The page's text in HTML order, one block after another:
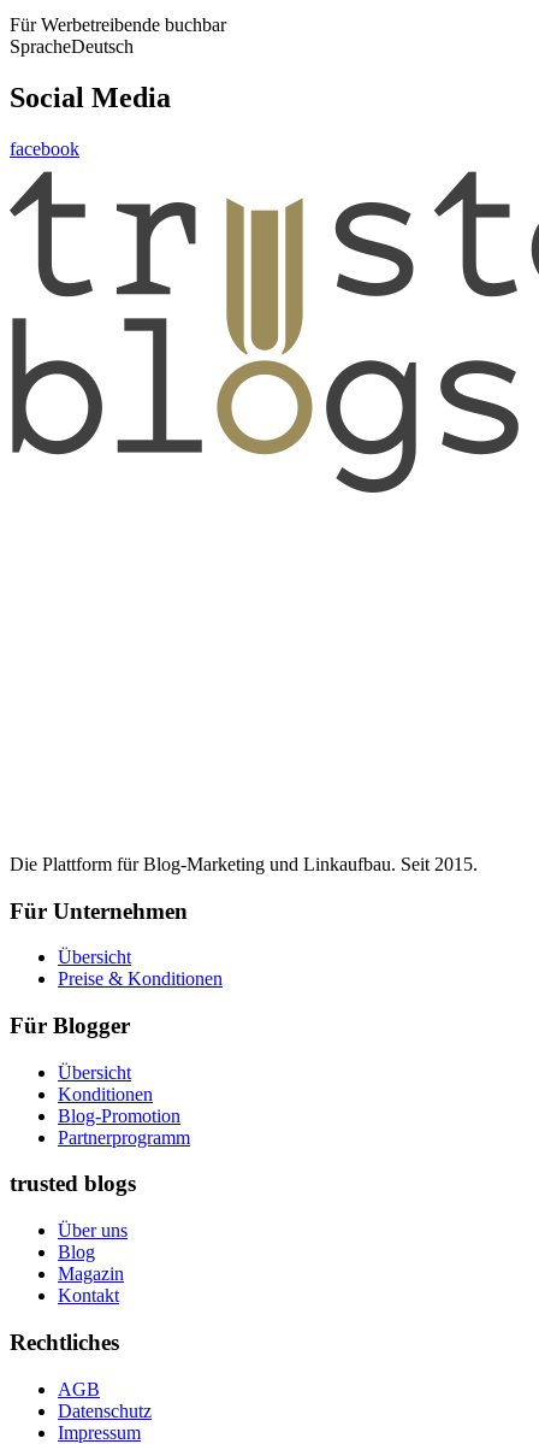
Für Werbetreibende buchbar
SpracheDeutsch
Social Media
facebook
Die Plattform für Blog-Marketing und Linkaufbau. Seit 2015.
Für Unternehmen
Übersicht
Preise & Konditionen
Für Blogger
Übersicht
Konditionen
Blog-Promotion
Partnerprogramm
trusted blogs
Über uns
Blog
Magazin
Kontakt
Rechtliches
AGB
Datenschutz
Impressum